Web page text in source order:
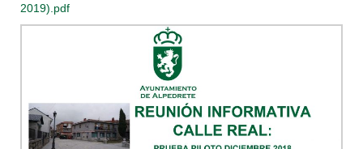
2019).pdf